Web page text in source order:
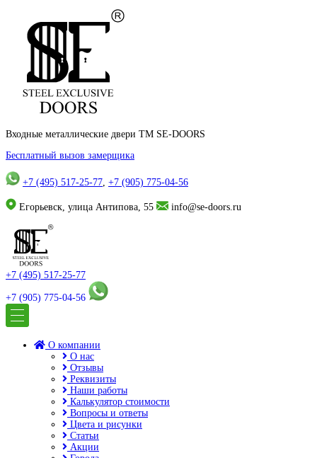
Входные металлические двери TM SE-DOORS
Бесплатный вызов замерщика
+7 (495) 517-25-77, +7 (905) 775-04-56
Егорьевск, улица Антипова, 55 info@se-doors.ru
+7 (495) 517-25-77
+7 (905) 775-04-56
О компании
О нас
Отзывы
Реквизиты
Наши работы
Калькулятор стоимости
Вопросы и ответы
Цвета и рисунки
Статьи
Акции